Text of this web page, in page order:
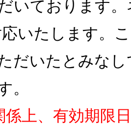
いております
応いたします。
だいたとみな
。
係上、有効期限